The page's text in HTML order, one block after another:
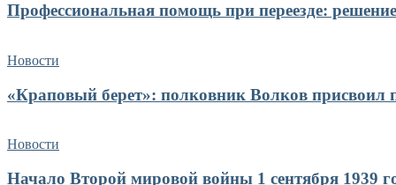
Профессиональная помощь при переезде:
Новости
«Краповый берет»: полковник Волков присвоил
Новости
Начало Второй мировой войны 1 сентября 1939